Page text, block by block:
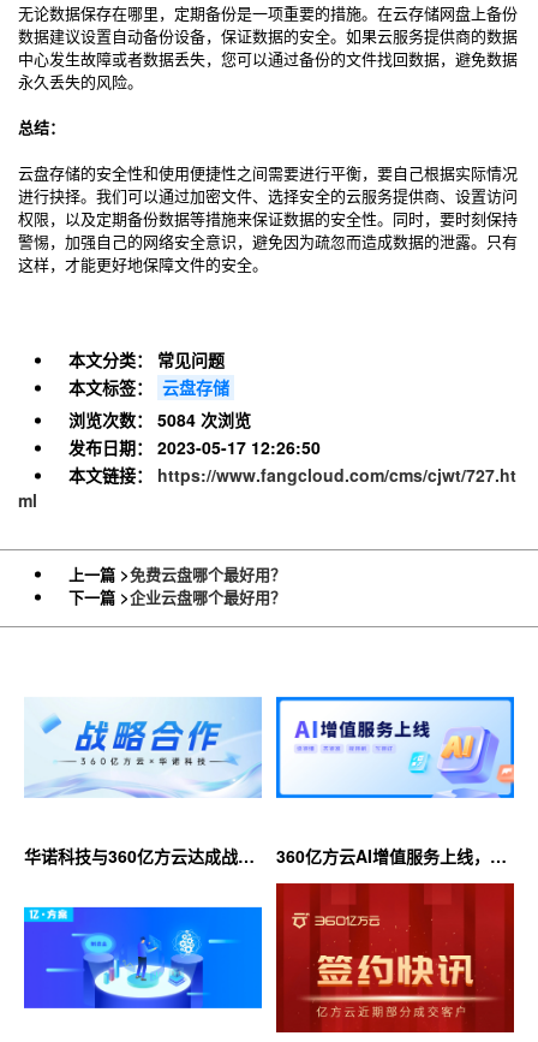
无论数据保存在哪里，定期备份是一项重要的措施。在云存储网盘上备份
数据建议设置自动备份设备，保证数据的安全。如果云服务提供商的数据
中心发生故障或者数据丢失，您可以通过备份的文件找回数据，避免数据
永久丢失的风险。
总结：
云盘存储的安全性和使用便捷性之间需要进行平衡，要自己根据实际情况
进行抉择。我们可以通过加密文件、选择安全的云服务提供商、设置访问
权限，以及定期备份数据等措施来保证数据的安全性。同时，要时刻保持
警惕，加强自己的网络安全意识，避免因为疏忽而造成数据的泄露。只有
这样，才能更好地保障文件的安全。
本文分类：
常见问题
本文标签：
云盘存储
浏览次数：
5084 次浏览
发布日期：
2023-05-17 12:26:50
本文链接：
https://www.fangcloud.com/cms/cjwt/727.ht
ml
上一篇 >免费云盘哪个最好用？
下一篇 >企业云盘哪个最好用？
华诺科技与360亿方云达成战略
360亿方云AI增值服务上线，超
大限时优惠等你来！